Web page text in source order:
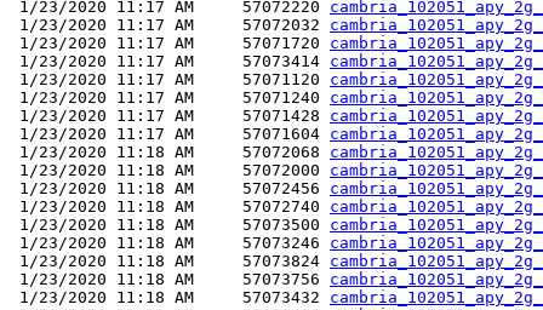
1/23/2020 11:17 AM     57072220
1/23/2020 11:17 AM     57072032
1/23/2020 11:17 AM     57071720
1/23/2020 11:17 AM     57073414
1/23/2020 11:17 AM     57071120
1/23/2020 11:17 AM     57071240
1/23/2020 11:17 AM     57071428
1/23/2020 11:17 AM     57071604
1/23/2020 11:18 AM     57072068
1/23/2020 11:18 AM     57072000
1/23/2020 11:18 AM     57072456
1/23/2020 11:18 AM     57072740
1/23/2020 11:18 AM     57073500
1/23/2020 11:18 AM     57073246
1/23/2020 11:18 AM     57073824
1/23/2020 11:18 AM     57073756
1/23/2020 11:18 AM     57073432